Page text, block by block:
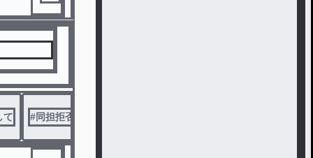
て #同担拒否拒否